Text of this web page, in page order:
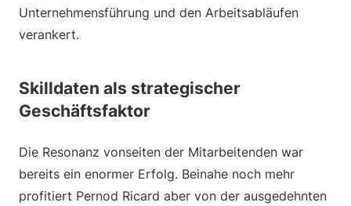
Unternehmensführung und den Arbeitsabläufen
verankert.
Skilldaten als strategischer
Geschäftsfaktor
Die Resonanz vonseiten der Mitarbeitenden war
bereits ein enormer Erfolg. Beinahe noch mehr
profitiert Pernod Ricard aber von der ausgedehnten